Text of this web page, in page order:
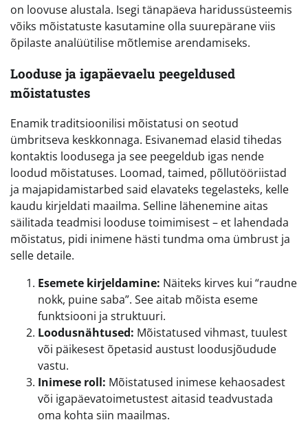
on loovuse alustala. Isegi tänapäeva haridussüsteemis
võiks mõistatuste kasutamine olla suurepärane viis
õpilaste analüütilise mõtlemise arendamiseks.
Looduse ja igapäevaelu peegeldused
mõistatustes
Enamik traditsioonilisi mõistatusi on seotud
ümbritseva keskkonnaga. Esivanemad elasid tihedas
kontaktis loodusega ja see peegeldub igas nende
loodud mõistatuses. Loomad, taimed, põllutööriistad
ja majapidamistarbed said elavateks tegelasteks, kelle
kaudu kirjeldati maailma. Selline lähenemine aitas
säilitada teadmisi looduse toimimisest – et lahendada
mõistatus, pidi inimene hästi tundma oma ümbrust ja
selle detaile.
Esemete kirjeldamine: Näiteks kirves kui “raudne
nokk, puine saba”. See aitab mõista eseme
funktsiooni ja struktuuri.
Loodusnähtused: Mõistatused vihmast, tuulest
või päikesest õpetasid austust loodusjõudude
vastu.
Inimese roll: Mõistatused inimese kehaosadest
või igapäevatoimetustest aitasid teadvustada
oma kohta siin maailmas.